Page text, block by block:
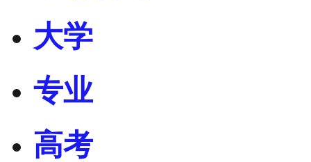
大学
专业
高考